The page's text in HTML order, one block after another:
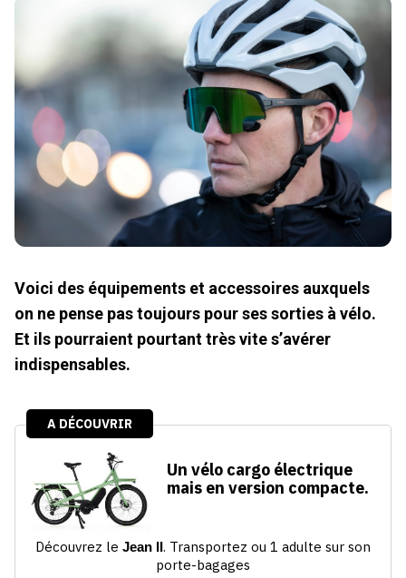
Voici des équipements et accessoires auxquels
on ne pense pas toujours pour ses sorties à vélo.
Et ils pourraient pourtant très vite s’avérer
indispensables.